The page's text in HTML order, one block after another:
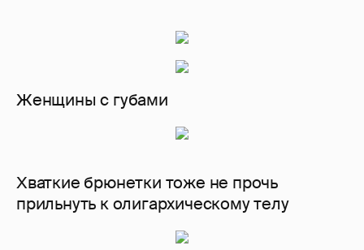
Женщины с губами
Хваткие брюнетки тоже не прочь
прильнуть к олигархическому телу